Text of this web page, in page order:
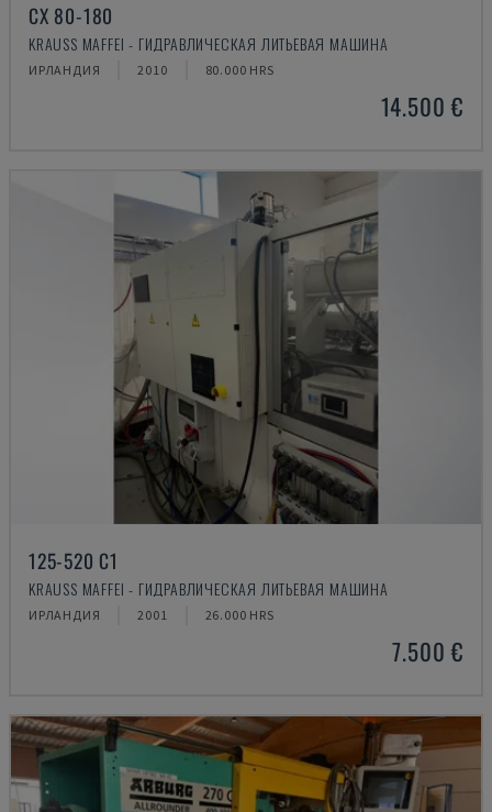
CX 80-180
KRAUSS MAFFEI - ГИДРАВЛИЧЕСКАЯ ЛИТЬЕВАЯ МАШИНА
ИРЛАНДИЯ 2010 80.000 HRS
14.500 €
125-520 C1
KRAUSS MAFFEI - ГИДРАВЛИЧЕСКАЯ ЛИТЬЕВАЯ МАШИНА
ИРЛАНДИЯ 2001 26.000 HRS
7.500 €